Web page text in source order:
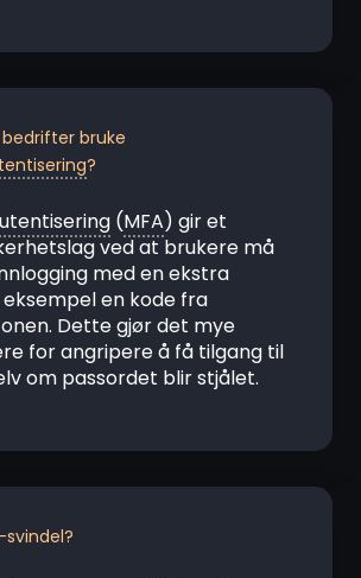
bruke
?
(MFA) gir et
ved at brukere må
med en ekstra
en kode fra
Dette gjør det mye
for angripere å få tilgang til
om passordet blir stjålet.
svindel?